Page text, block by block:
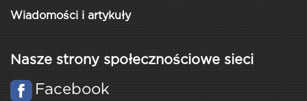
Wiadomości i artykuły
Nasze strony społecznościowe sieci
Facebook